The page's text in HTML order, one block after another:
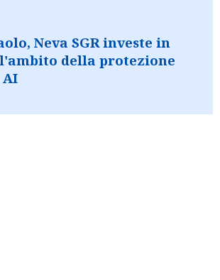
Neva SGR investe in
della protezione